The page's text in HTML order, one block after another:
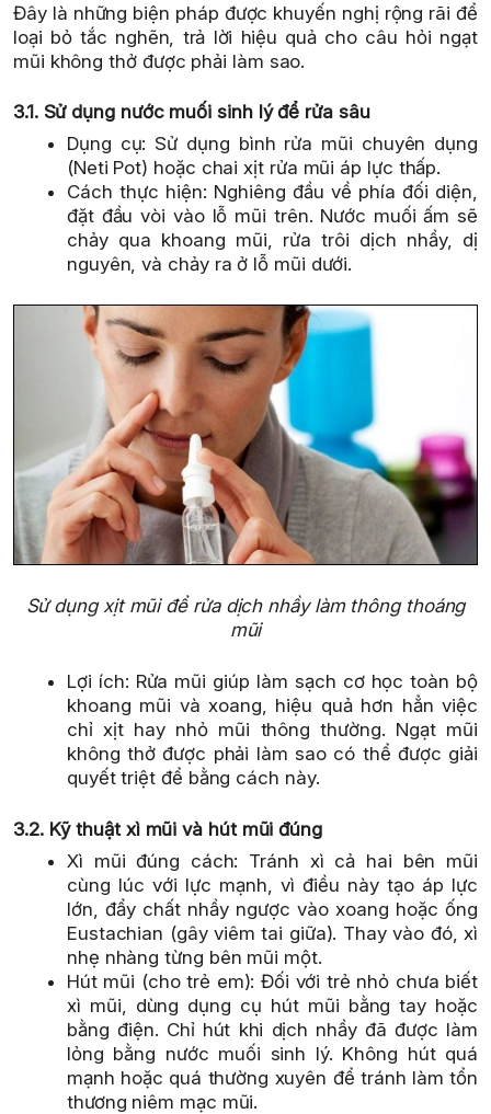
Đây là những biện pháp được khuyến nghị rộng rãi để
loại bỏ tắc nghẽn, trả lời hiệu quả cho câu hỏi ngạt
mũi không thở được phải làm sao.
3.1. Sử dụng nước muối sinh lý để rửa sâu
Dụng cụ: Sử dụng bình rửa mũi chuyên dụng
(Neti Pot) hoặc chai xịt rửa mũi áp lực thấp.
Cách thực hiện: Nghiêng đầu về phía đối diện,
đặt đầu vòi vào lỗ mũi trên. Nước muối ấm sẽ
chảy qua khoang mũi, rửa trôi dịch nhầy, dị
nguyên, và chảy ra ở lỗ mũi dưới.
Sử dụng xịt mũi để rửa dịch nhầy làm thông thoáng
mũi
Lợi ích: Rửa mũi giúp làm sạch cơ học toàn bộ
khoang mũi và xoang, hiệu quả hơn hẳn việc
chỉ xịt hay nhỏ mũi thông thường. Ngạt mũi
không thở được phải làm sao có thể được giải
quyết triệt để bằng cách này.
3.2. Kỹ thuật xì mũi và hút mũi đúng
Xì mũi đúng cách: Tránh xì cả hai bên mũi
cùng lúc với lực mạnh, vì điều này tạo áp lực
lớn, đẩy chất nhầy ngược vào xoang hoặc ống
Eustachian (gây viêm tai giữa). Thay vào đó, xì
nhẹ nhàng từng bên mũi một.
Hút mũi (cho trẻ em): Đối với trẻ nhỏ chưa biết
xì mũi, dùng dụng cụ hút mũi bằng tay hoặc
bằng điện. Chỉ hút khi dịch nhầy đã được làm
lỏng bằng nước muối sinh lý. Không hút quá
mạnh hoặc quá thường xuyên để tránh làm tổn
thương niêm mạc mũi.